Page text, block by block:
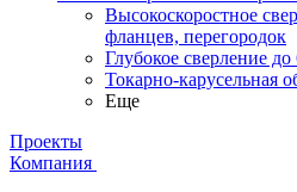
Высокоскоростное
фланцев, перегородок
Глубокое сверление до
Токарно-карусельная
Еще
Проекты
Компания